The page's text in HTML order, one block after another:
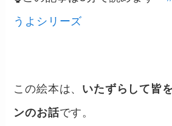
うよシリーズ
この絵本は、 いたずらして皆
ンのお話です。